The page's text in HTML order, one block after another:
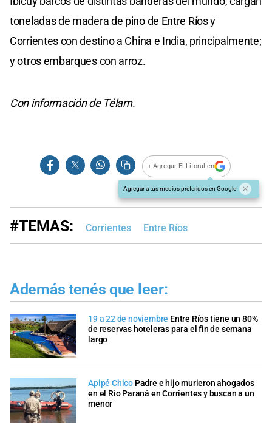
toneladas de madera de pino de Entre Ríos y
Corrientes con destino a China e India, principalmente;
y otros embarques con arroz.
Con información de Télam.
+ Agregar El Litoral en
Agregar a tus medios preferidos en Google
#TEMAS: Corrientes Entre Ríos
Además tenés que leer:
19 a 22 de noviembre Entre Ríos tiene un 80%
de reservas hoteleras para el fin de semana
largo
Apipé Chico Padre e hijo murieron ahogados
en el Río Paraná en Corrientes y buscan a un
menor